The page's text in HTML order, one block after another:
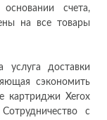
счета,
на все товары
услуга доставки
сэкономить
картриджи Xerox
с